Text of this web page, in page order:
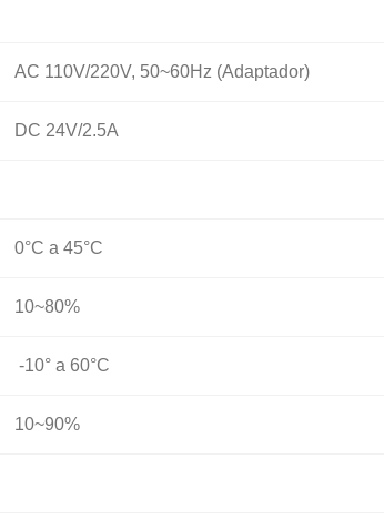
AC 110V/220V, 50~60Hz (Adaptador)
DC 24V/2.5A
0°C a 45°C
10~80%
-10° a 60°C
10~90%